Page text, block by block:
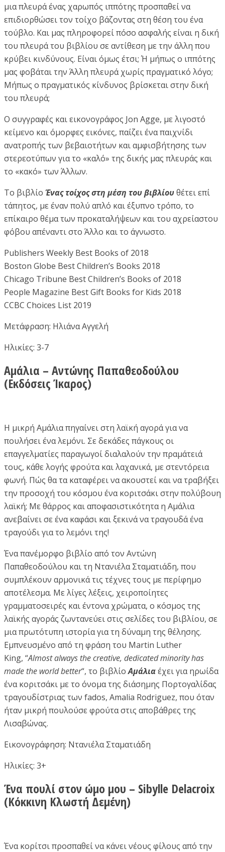
μια πλευρά ένας χαρωπός ιππότης προσπαθεί να
επιδιορθώσει τον τοίχο βάζοντας στη θέση του ένα
τούβλο. Και μας πληροφορεί πόσο ασφαλής είναι η δική
του πλευρά του βιβλίου σε αντίθεση με την άλλη που
κρύβει κινδύνους. Είναι όμως έτσι; Ή μήπως ο ιππότης
μας φοβάται την Άλλη πλευρά χωρίς πραγματικό λόγο;
Μήπως ο πραγματικός κίνδυνος βρίσκεται στην δική
του πλευρά;
Ο συγγραφές και εικονογράφος Jon Agge, με λιγοστό
κείμενο και όμορφες εικόνες, παίζει ένα παιχνίδι
ανατροπής των βεβαιοτήτων και αμφισβήτησης των
στερεοτύπων για το «καλό» της δικής μας πλευράς και
το «κακό» των Άλλων.
Το βιβλίο Ένας τοίχος στη μέση του βιβλίουθέτει επί
τάπητος, με έναν πολύ απλό και έξυπνο τρόπο, το
επίκαιρο θέμα των προκαταλήψεων και του αχρείαστου
φόβου απέναντι στο Άλλο και το άγνωστο.
Publishers Weekly Best Books of 2018
Boston Globe Best Children’s Books 2018
Chicago Tribune Best Children’s Books of 2018
People Magazine Best Gift Books for Kids 2018
CCBC Choices List 2019
Μετάφραση: Ηλιάνα Αγγελή
Ηλικίες: 3-7
Αμάλια – Αντώνης Παπαθεοδούλου
(Εκδόσεις Ίκαρος)
Η μικρή Αμάλια πηγαίνει στη λαϊκή αγορά για να
πουλήσει ένα λεμόνι. Σε δεκάδες πάγκους οι
επαγγελματίες παραγωγοί διαλαλούν την πραμάτειά
τους, κάθε λογής φρούτα και λαχανικά, με στεντόρεια
φωνή. Πώς θα τα καταφέρει να ακουστεί και να τραβήξει
την προσοχή του κόσμου ένα κοριτσάκι στην πολύβουη
λαϊκή; Με θάρρος και αποφασιστικότητα η Αμάλια
ανεβαίνει σε ένα καφάσι και ξεκινά να τραγουδά ένα
τραγούδι για το λεμόνι της!
Ένα πανέμορφο βιβλίο από τον Αντώνη
Παπαθεοδούλου και τη Ντανιέλα Σταματιάδη, που
συμπλέκουν αρμονικά τις τέχνες τους με περίφημο
αποτέλεσμα. Με λίγες λέξεις, χειροποίητες
γραμματοσειρές και έντονα χρώματα, ο κόσμος της
λαϊκής αγοράς ζωντανεύει στις σελίδες του βιβλίου, σε
μια πρωτότυπη ιστορία για τη δύναμη της θέλησης.
Εμπνευσμένο από τη φράση του Martin Luther
King, “Almost always the creative, dedicated minority has
made the world better“, το βιβλίοΑμάλιαέχει για ηρωίδα
ένα κοριτσάκι με το όνομα της διάσημης Πορτογαλίδας
τραγουδίστριας των fados, Amalia Rodriguez, που όταν
ήταν μικρή πουλούσε φρούτα στις αποβάθρες της
Λισαβώνας.
Εικονογράφηση: Ντανιέλα Σταματιάδη
Ηλικίες: 3+
Ένα πουλί στον ώμο μου – Sibylle Delacroix
(Κόκκινη Κλωστή Δεμένη)
Ένα κορίτσι προσπαθεί να κάνει νέους φίλους από την